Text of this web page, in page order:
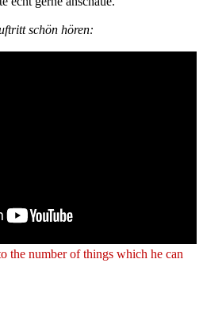
schön hören:
the number of things which he can